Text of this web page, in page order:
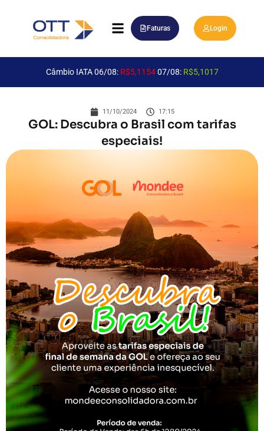
Faturas Login
Câmbio IATA 06/08: R$5,115407/08: R$5,1017
11/10/2024 17:15
GOL: Descubra o Brasil com tarifas
especiais!